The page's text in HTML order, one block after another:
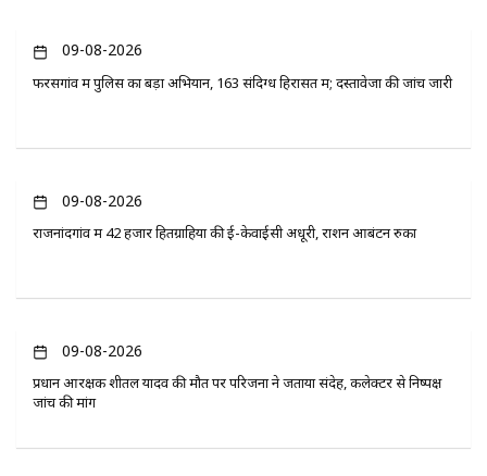
09-08-2026
फरसगांव में पुलिस का बड़ा अभियान, 163 संदिग्ध हिरासत में; दस्तावेजों की जांच जारी
09-08-2026
राजनांदगांव में 42 हजार हितग्राहियों की ई-केवाईसी अधूरी, राशन आबंटन रुका
09-08-2026
प्रधान आरक्षक शीतल यादव की मौत पर परिजनों ने जताया संदेह, कलेक्टर से निष्पक्ष
जांच की मांग